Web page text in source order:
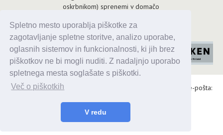
Spletno mesto uporablja piškotke za
zagotavljanje spletne storitve, analizo uporabe,
oglasnih sistemov in funkcionalnosti, ki jih brez
piškotkov ne bi mogli nuditi. Z nadaljnjo uporabo
spletnega mesta soglašate s piškotki.
Več o piškotkih
V redu
oskrbnikom) sprenemi v domačo
Priporočam!!!
Alaris d.o.o., Topniška 14, Ljubljana, Tel.: 031 303 086, e-pošta:
© 2026 enavtika